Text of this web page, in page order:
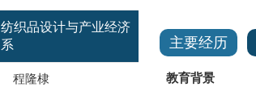
纺织品设计与产业经济
系
程隆棣
主要经历
教育背景